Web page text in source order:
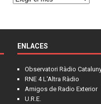
ENLACES
Observatori Ràdio
RNE 4 L'Altra Ràdio
Amigos de Radio Exterior
U.R.E.